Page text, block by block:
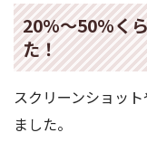
20%〜50%く
た！
スクリーンショッ
ました。